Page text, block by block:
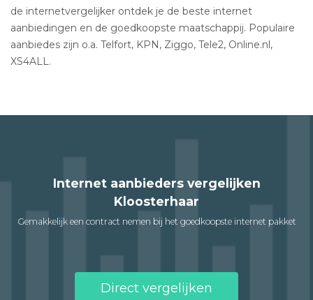
de internetvergelijker ontdek je de beste internet
aanbiedingen en de goedkoopste maatschappij. Populaire
aanbiedes zijn o.a. Telfort, KPN, Ziggo, Tele2, Online.nl,
XS4ALL.
Internet aanbieders vergelijken
Kloosterhaar
Gemakkelijk een contract nemen bij het goedkoopste internet pakket
Direct vergelijken